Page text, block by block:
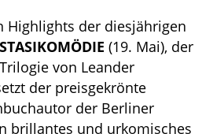
Highlights der diesjährigen
STASIKOMÖDIE (19. Mai), der
von Leander
der preisgekrönte
der Berliner
brillantes und urkomisches